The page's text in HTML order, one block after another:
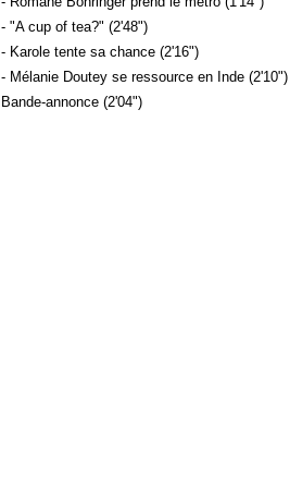
- "A cup of tea?" (2'48")
- Karole tente sa chance (2'16")
- Mélanie Doutey se ressource en Inde (2'10")
Bande-annonce (2'04")